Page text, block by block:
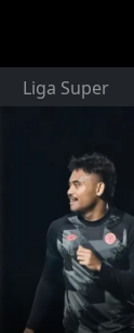
Liga Super